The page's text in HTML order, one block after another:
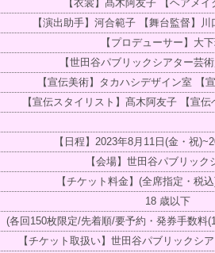
【衣裳】髙木阿友子 【ヘアメ
【演出助手】河合範子 【舞台監督】
【プロデューサー】大
【世田谷パブリックシアター芸
【宣伝美術】タカハシデザイン室 【
【宣伝スタイリスト】髙木阿友子 【宣
【日程】2023年8月11日(金・祝
【会場】世田谷パブリック
【チケット料金】(全席指定・税
18 歳以下
(各回150枚限定/先着順/要予約・発券手数料
【チケット取扱い】世田谷パブリックシ